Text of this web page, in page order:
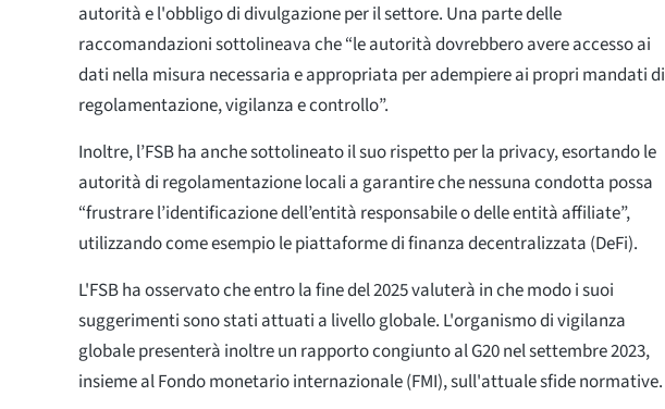
autorità e l'obbligo di divulgazione per il settore. Una parte delle
raccomandazioni sottolineava che “le autorità dovrebbero avere accesso ai
dati nella misura necessaria e appropriata per adempiere ai propri mandati di
regolamentazione, vigilanza e controllo”.
Inoltre, l’FSB ha anche sottolineato il suo rispetto per la privacy, esortando le
autorità di regolamentazione locali a garantire che nessuna condotta possa
“frustrare l’identificazione dell’entità responsabile o delle entità affiliate”,
utilizzando come esempio le piattaforme di finanza decentralizzata (DeFi).
L'FSB ha osservato che entro la fine del 2025 valuterà in che modo i suoi
suggerimenti sono stati attuati a livello globale. L'organismo di vigilanza
globale presenterà inoltre un rapporto congiunto al G20 nel settembre 2023,
insieme al Fondo monetario internazionale (FMI), sull'attuale sfide normative.